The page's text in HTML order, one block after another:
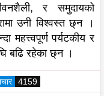
र समुदायको
उनी विश्वस्त छ्न ।
महत्त्वपूर्ण पर्यटकीय र
बढि रहेका छ्न ।
4159